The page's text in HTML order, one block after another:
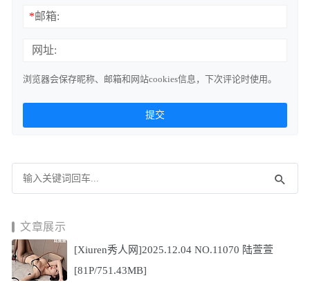
*邮箱:
网址:
浏览器会保存昵称、邮箱和网站cookies信息，下次评论时使用。
文章展示
[Xiuren秀人网]2025.12.04 NO.11070 陆萱萱
[81P/751.43MB]